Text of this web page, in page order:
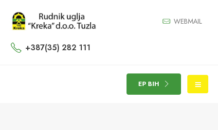
WEBMAIL
+387(35) 282 111
EP BIH